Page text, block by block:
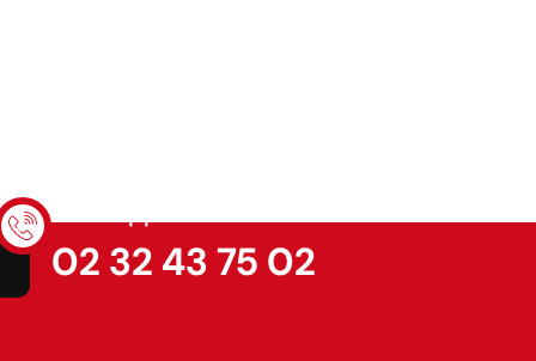
Nous appeler
02 32 43 75 02